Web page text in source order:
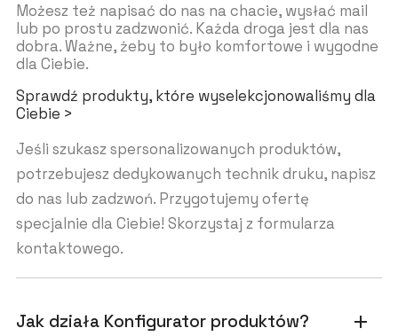
Możesz też napisać do nas na chacie, wysłać mail
lub po prostu zadzwonić. Każda droga jest dla nas
dobra. Ważne, żeby to było komfortowe i wygodne
dla Ciebie.
Sprawdź produkty, które wyselekcjonowaliśmy dla
Ciebie >
Jeśli szukasz spersonalizowanych produktów,
potrzebujesz dedykowanych technik druku, napisz
do nas lub zadzwoń. Przygotujemy ofertę
specjalnie dla Ciebie! Skorzystaj z formularza
kontaktowego.
Jak działa Konfigurator produktów? add